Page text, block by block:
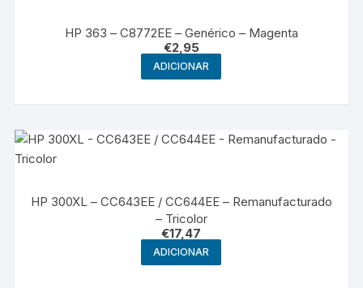
HP 363 – C8772EE – Genérico – Magenta
€2,95
ADICIONAR
HP 300XL – CC643EE / CC644EE – Remanufacturado
– Tricolor
€17,47
ADICIONAR